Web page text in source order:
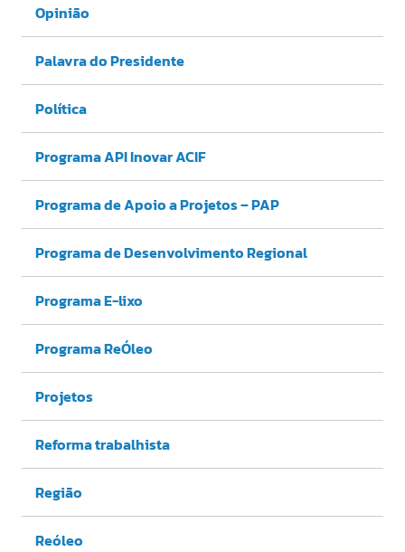
Opinião
Palavra do Presidente
Política
Programa API Inovar ACIF
Programa de Apoio a Projetos – PAP
Programa de Desenvolvimento Regional
Programa E-lixo
Programa ReÓleo
Projetos
Reforma trabalhista
Região
Reóleo